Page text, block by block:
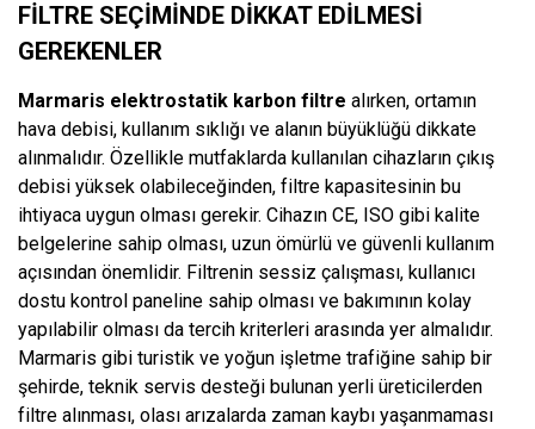
FILTRE SEÇIMINDE DIKKAT EDILMESI
GEREKENLER
Marmaris elektrostatik karbon filtre alırken, ortamın
hava debisi, kullanım sıklığı ve alanın büyüklüğü dikkate
alınmalıdır. Özellikle mutfaklarda kullanılan cihazların çıkış
debisi yüksek olabileceğinden, filtre kapasitesinin bu
ihtiyaca uygun olması gerekir. Cihazın CE, ISO gibi kalite
belgelerine sahip olması, uzun ömürlü ve güvenli kullanım
açısından önemlidir. Filtrenin sessiz çalışması, kullanıcı
dostu kontrol paneline sahip olması ve bakımının kolay
yapılabilir olması da tercih kriterleri arasında yer almalıdır.
Marmaris gibi turistik ve yoğun işletme trafiğine sahip bir
şehirde, teknik servis desteği bulunan yerli üreticilerden
filtre alınması, olası arızalarda zaman kaybı yaşanmaması